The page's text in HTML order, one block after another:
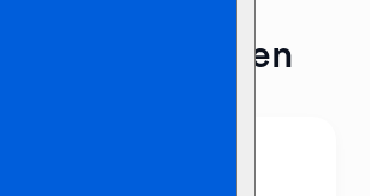
producten